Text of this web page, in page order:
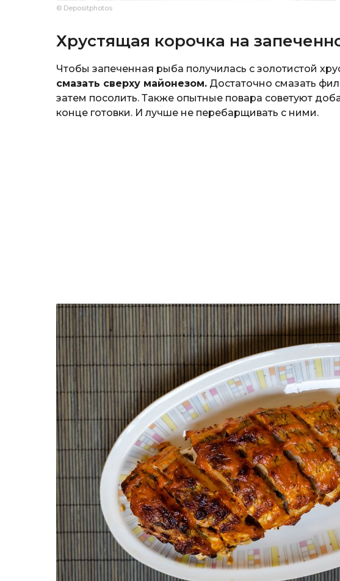
© Depositphotos
Хрустящая корочка на
Чтобы запеченная рыба получилась с золотистой
смазать сверху майонезом. Достаточно смазать
затем посолить. Также опытные повара советуют
конце готовки. И лучше не перебарщивать с ними.